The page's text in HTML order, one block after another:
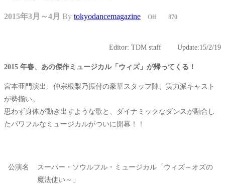
2015年3月～4月 By tokyodancemagazine Off 870
Editor: TDM staff Update:15/2/19
2015 年春、あの傑作ミュージカル「ウィズ」が帰ってくる！
宮本亜門演出、仲宗根梨乃振付の豪華スタッフ陣、 実力派キャスト
が勢揃い。
思わず身体が動き出すような歌と、
ダイナミックなダンスが融合し
たパワフルなミュージカルがついに 開幕！！
公演名
スーパー・ソウルフル・ミュージカル「ウィズ～オズの
魔法使い～」